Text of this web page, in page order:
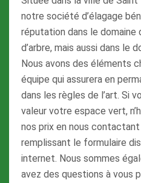
notre société d’élagage
réputation dans le domaine
d’arbre, mais aussi dans le
Nous avons des éléments
équipe qui assurera en
dans les règles de l’art. Si
valeur votre espace vert,
nos prix en nous
remplissant le formulaire
internet. Nous sommes
avez des questions à vous